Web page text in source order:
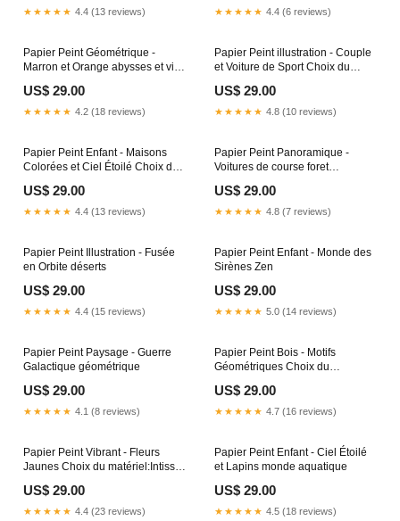
★★★★★ 4.4 (13 reviews) ★★★★★ 4.4 (6 reviews)
Papier Peint Géométrique -
Marron et Orange abysses et vie
US$ 29.00
★★★★★ 4.2 (18 reviews)
Papier Peint illustration - Couple
et Voiture de Sport Choix du
US$ 29.00
★★★★★ 4.8 (10 reviews)
Papier Peint Enfant - Maisons
Colorées et Ciel Étoilé Choix du
US$ 29.00
★★★★★ 4.4 (13 reviews)
Papier Peint Panoramique -
Voitures de course foret
US$ 29.00
★★★★★ 4.8 (7 reviews)
Papier Peint Illustration - Fusée
en Orbite déserts
US$ 29.00
★★★★★ 4.4 (15 reviews)
Papier Peint Enfant - Monde des
Sirènes Zen
US$ 29.00
★★★★★ 5.0 (14 reviews)
Papier Peint Paysage - Guerre
Galactique géométrique
US$ 29.00
★★★★★ 4.1 (8 reviews)
Papier Peint Bois - Motifs
Géométriques Choix du
US$ 29.00
★★★★★ 4.7 (16 reviews)
Papier Peint Vibrant - Fleurs
Jaunes Choix du matériel:Intissé
US$ 29.00
★★★★★ 4.4 (23 reviews)
Papier Peint Enfant - Ciel Étoilé
et Lapins monde aquatique
US$ 29.00
★★★★★ 4.5 (18 reviews)